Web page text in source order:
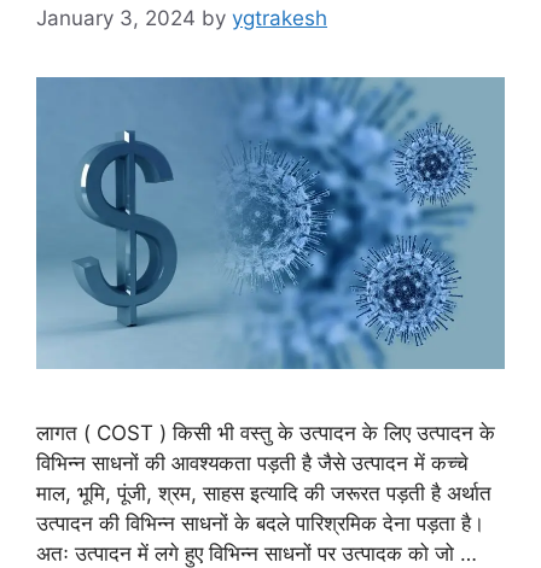
January 3, 2024 by ygtrakesh
लागत ( COST ) किसी भी वस्तु के उत्पादन के लिए उत्पादन के
विभिन्न साधनों की आवश्यकता पड़ती है जैसे उत्पादन में कच्चे
माल, भूमि, पूंजी, श्रम, साहस इत्यादि की जरूरत पड़ती है अर्थात
उत्पादन की विभिन्न साधनों के बदले पारिश्रमिक देना पड़ता है।
अतः उत्पादन में लगे हुए विभिन्न साधनों पर उत्पादक को जो …